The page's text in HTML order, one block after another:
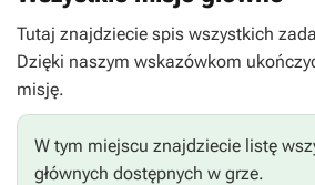
Tutaj znajdziecie spis wszystkich
Dzięki naszym wskazówkom
misję.
W tym miejscu znajdziecie listę
głównych dostępnych w grze.